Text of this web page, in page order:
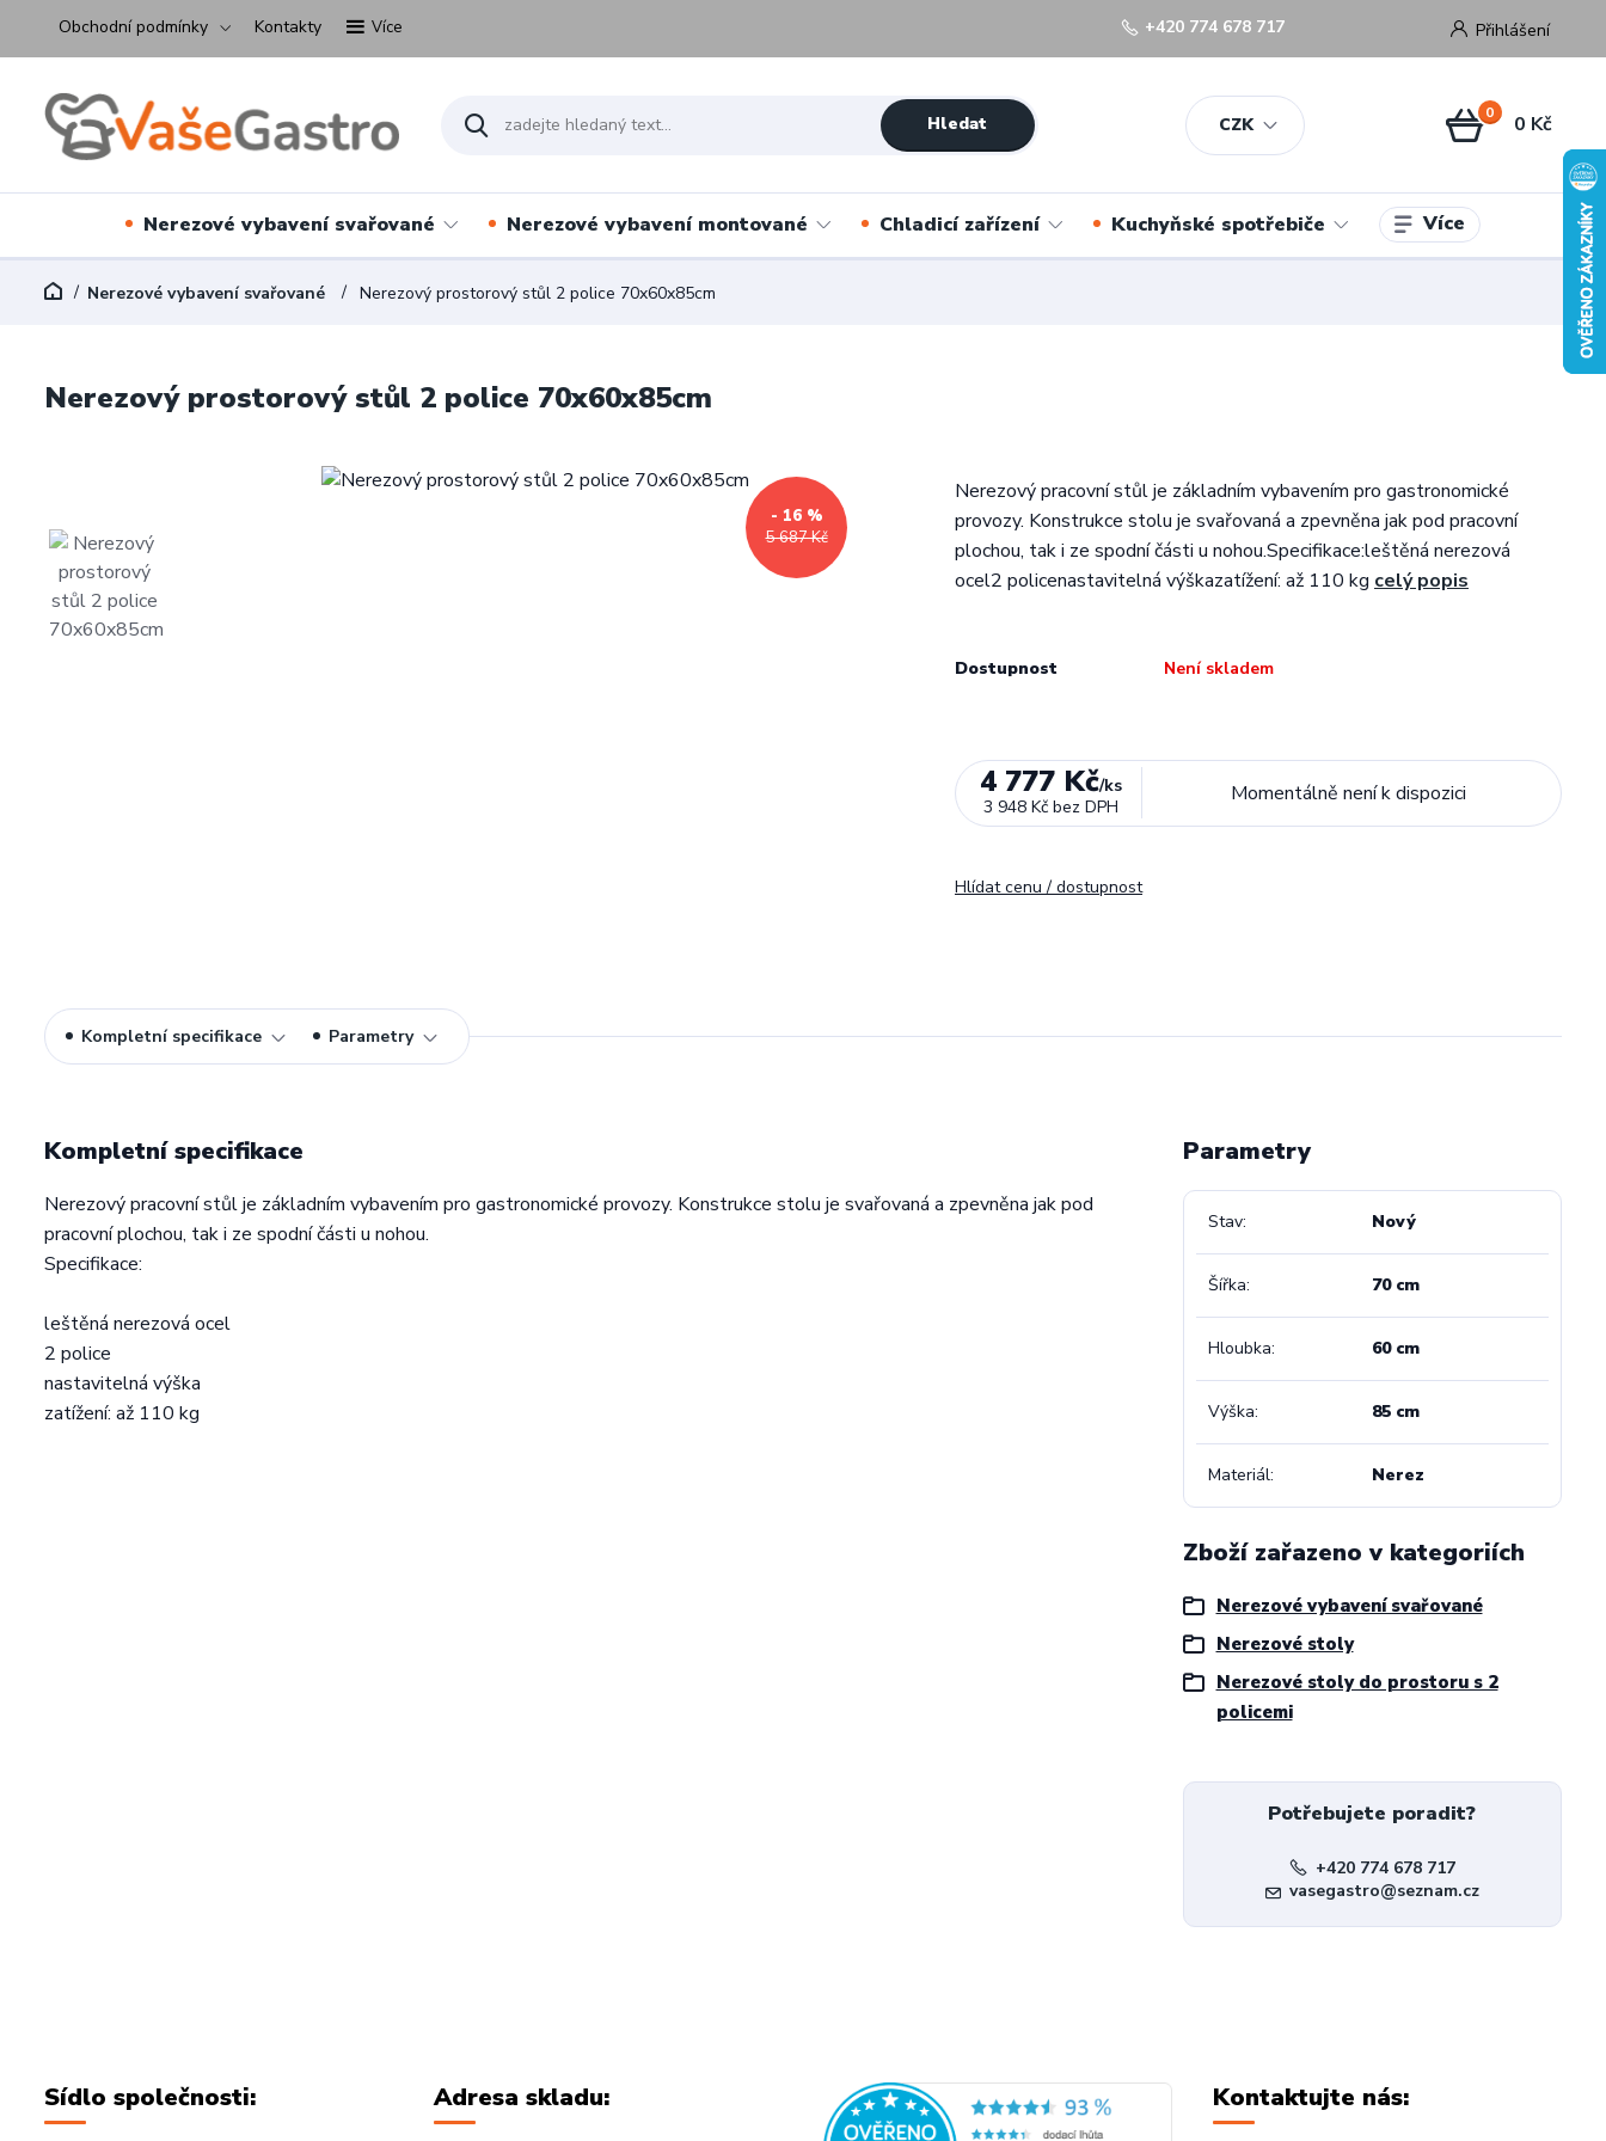
Obchodní podmínky Kontakty Více
CZK
Přihlášení
Hledat
+420 774 678 717
0 0 Kč
Nerezové vybavení svařované Nerezové vybavení montované Chladicí zařízení Kuchyňské spotřebiče Více
Nerezové vybavení svařované Nerezový prostorový stůl 2 police 70x60x85cm
Nerezový prostorový stůl 2 police 70x60x85cm
5 687 Kč
- 16 %
Nerezový pracovní stůl je základním vybavením pro gastronomické
provozy. Konstrukce stolu je svařovaná a zpevněna jak pod pracovní
plochou, tak i ze spodní části u nohou.Specifikace:leštěná nerezová
ocel2 policenastavitelná výškazatížení: až 110 kg celý popis
Dostupnost Není skladem
4 777 Kč/ks
3 948 Kč bez DPH
Momentálně není k dispozici
Hlídat cenu / dostupnost
Kompletní specifikace Parametry
Kompletní specifikace
Nerezový pracovní stůl je základním vybavením pro gastronomické provozy. Konstrukce stolu je svařovaná a zpevněna jak pod
pracovní plochou, tak i ze spodní části u nohou.
Specifikace:
leštěná nerezová ocel
2 police
nastavitelná výška
zatížení: až 110 kg
Parametry
Stav Nový
Šířka 70 cm
Hloubka 60 cm
Výška 85 cm
Materiál Nerez
Zboží zařazeno v kategoriích
Nerezové vybavení svařované
Nerezové stoly
Nerezové stoly do prostoru s 2
policemi
Potřebujete poradit?
+420 774 678 717
vasegastro@seznam.cz
Sídlo společnosti: Adresa skladu: Kontaktujte nás: